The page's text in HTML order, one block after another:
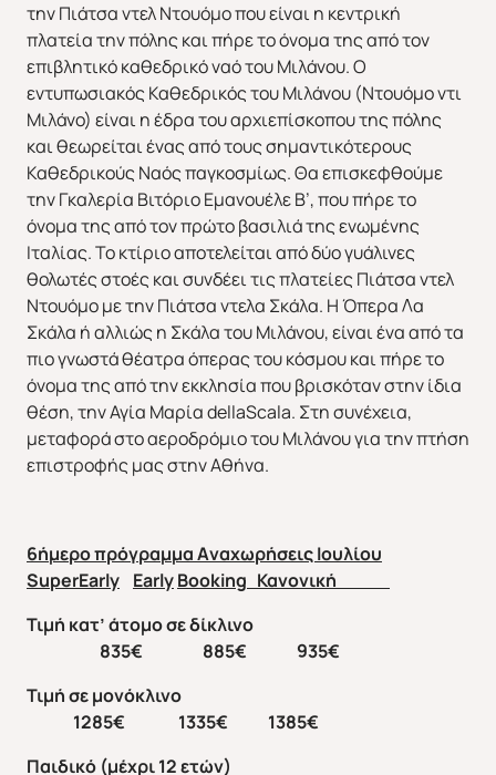
ΕΥΡΩΠΗ ΑΜΕΡΙΚΗ
ΑΣΙΑ ΑΦΡΙΚΗ
την Πιάτσα ντελ Ντουόμο που είναι η κεντρική
πλατεία την πόλης και πήρε το όνομα της από τον
επιβλητικό καθεδρικό ναό του Μιλάνου. Ο
εντυπωσιακός Καθεδρικός του Μιλάνου (Ντουόμο ντι
Μιλάνο) είναι η έδρα του αρχιεπίσκοπου της πόλης
και θεωρείται ένας από τους σημαντικότερους
Καθεδρικούς Ναός παγκοσμίως. Θα επισκεφθούμε
την Γκαλερία Βιτόριο Εμανουέλε Β’, που πήρε το
όνομα της από τον πρώτο βασιλιά της ενωμένης
Ιταλίας. Το κτίριο αποτελείται από δύο γυάλινες
θολωτές στοές και συνδέει τις πλατείες Πιάτσα ντελ
Ντουόμο με την Πιάτσα ντελα Σκάλα. Η Όπερα Λα
Σκάλα ή αλλιώς η Σκάλα του Μιλάνου, είναι ένα από τα
πιο γνωστά θέατρα όπερας του κόσμου και πήρε το
όνομα της από την εκκλησία που βρισκόταν στην ίδια
θέση, την Αγία Μαρία dellaScala. Στη συνέχεια,
μεταφορά στο αεροδρόμιο του Μιλάνου για την πτήση
επιστροφής μας στην Αθήνα.
6ήμερο πρόγραμμαAναχωρήσεις Ιουλίου
SuperEarly EarlyBooking Κανονική
Τιμή κατ’ άτομο σε δίκλινο
835€ 885€ 935€
Τιμή σε μονόκλινο
1285€ 1335€ 1385€
Παιδικό (μέχρι 12 ετών)